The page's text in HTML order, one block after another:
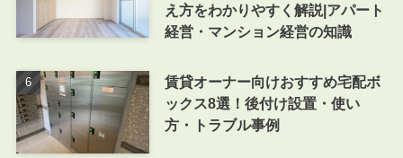
え方をわかりやすく解説|アパート
経営・マンション経営の知識
賃貸オーナー向けおすすめ宅配ボ
ックス8選！後付け設置・使い
方・トラブル事例